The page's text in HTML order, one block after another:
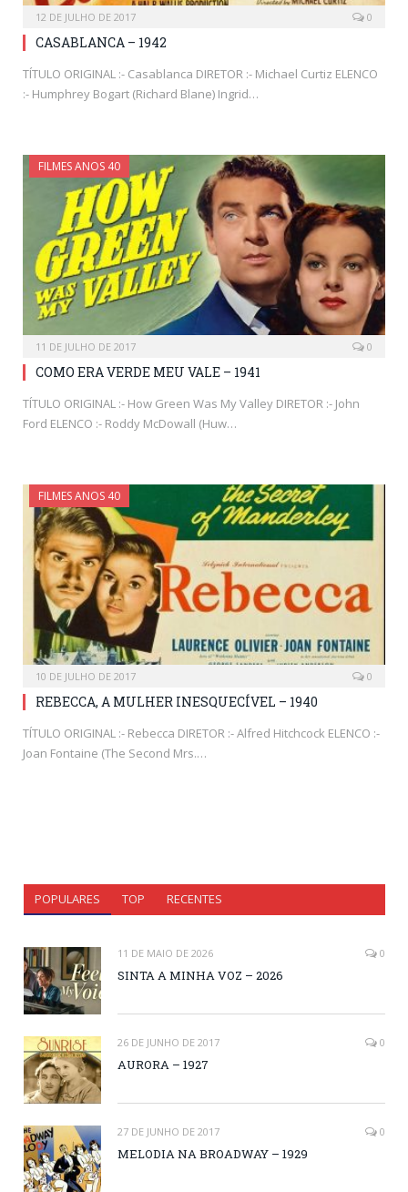
12 DE JULHO DE 2017 0
CASABLANCA – 1942
TÍTULO ORIGINAL :- Casablanca DIRETOR :- Michael Curtiz ELENCO
:- Humphrey Bogart (Richard Blane) Ingrid…
FILMES ANOS 40
11 DE JULHO DE 2017 0
COMO ERA VERDE MEU VALE – 1941
TÍTULO ORIGINAL :- How Green Was My Valley DIRETOR :- John
Ford ELENCO :- Roddy McDowall (Huw…
FILMES ANOS 40
10 DE JULHO DE 2017 0
REBECCA, A MULHER INESQUECÍVEL – 1940
TÍTULO ORIGINAL :- Rebecca DIRETOR :- Alfred Hitchcock ELENCO :-
Joan Fontaine (The Second Mrs.…
POPULARES TOP RECENTES
11 DE MAIO DE 2026 0
SINTA A MINHA VOZ – 2026
26 DE JUNHO DE 2017 0
AURORA – 1927
27 DE JUNHO DE 2017 0
MELODIA NA BROADWAY – 1929